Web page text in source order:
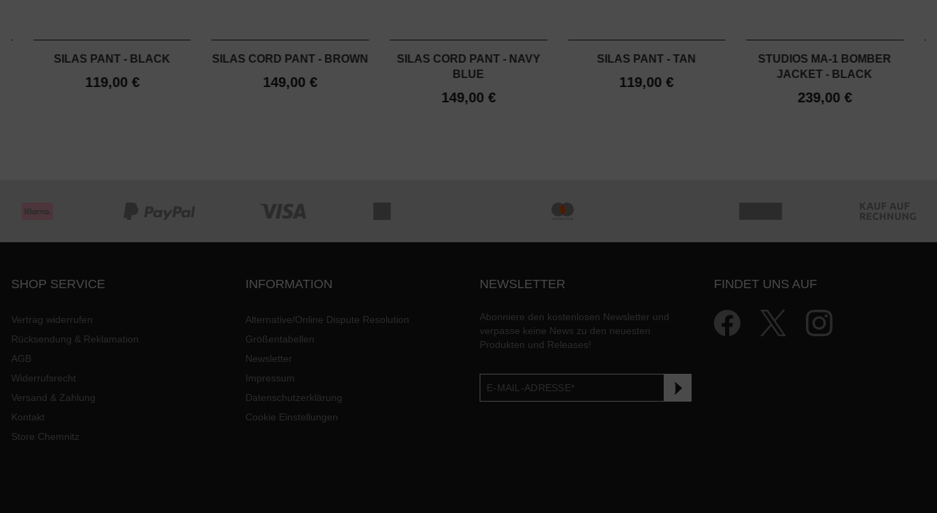
SILAS PANT - BLACK
119,00 €
SILAS CORD PANT - BROWN
149,00 €
SILAS CORD PANT - NAVY
BLUE
149,00 €
SILAS PANT - TAN
119,00 €
STUDIOS MA-1 BOMBER
JACKET - BLACK
239,00 €
SHOP SERVICE
Vertrag widerrufen
Rücksendung & Reklamation
AGB
Widerrufsrecht
Versand & Zahlung
Kontakt
Store Chemnitz
INFORMATION
Alternative/Online Dispute Resolution
Größentabellen
Newsletter
Impressum
Datenschutzerklärung
Cookie Einstellungen
NEWSLETTER
Abonniere den kostenlosen Newsletter und
verpasse keine News zu den neuesten
Produkten und Releases!
FINDET UNS AUF